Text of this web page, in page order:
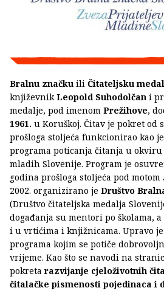
Bralnu značku ili Čitateljsku
književnikLeopold Suhodolčan i
medalje, pod imenom Prežihove,
1961. u Koruškoj. Čitav je pokret od
prošloga stoljeća funkcionirao kao
programa poticanja čitanja u okviru
mladih Slovenije. Program je
godina prošloga stoljeća pod motom
2002. organizirano je Društvo
(Društvo čitateljska medalja
događanja su mentori po školama,
i u vrtićima i knjižnicama. Upravo
programa kojim se potiče
vrijeme. Kao što se navodi na
pokretarazvijanje cjeloživotnih
čitalačke pismenosti pojedinaca i